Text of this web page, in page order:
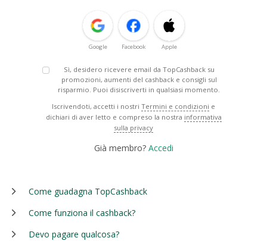
Google Facebook Apple
Sì, desidero ricevere email da TopCashback su
promozioni, aumenti del cashback e consigli sul
risparmio. Puoi disiscriverti in qualsiasi momento.
Iscrivendoti, accetti i nostri Termini e condizioni e
dichiari di aver letto e compreso la nostra informativa
sulla privacy
Già membro? Accedi
Come guadagna TopCashback
Come funziona il cashback?
Devo pagare qualcosa?